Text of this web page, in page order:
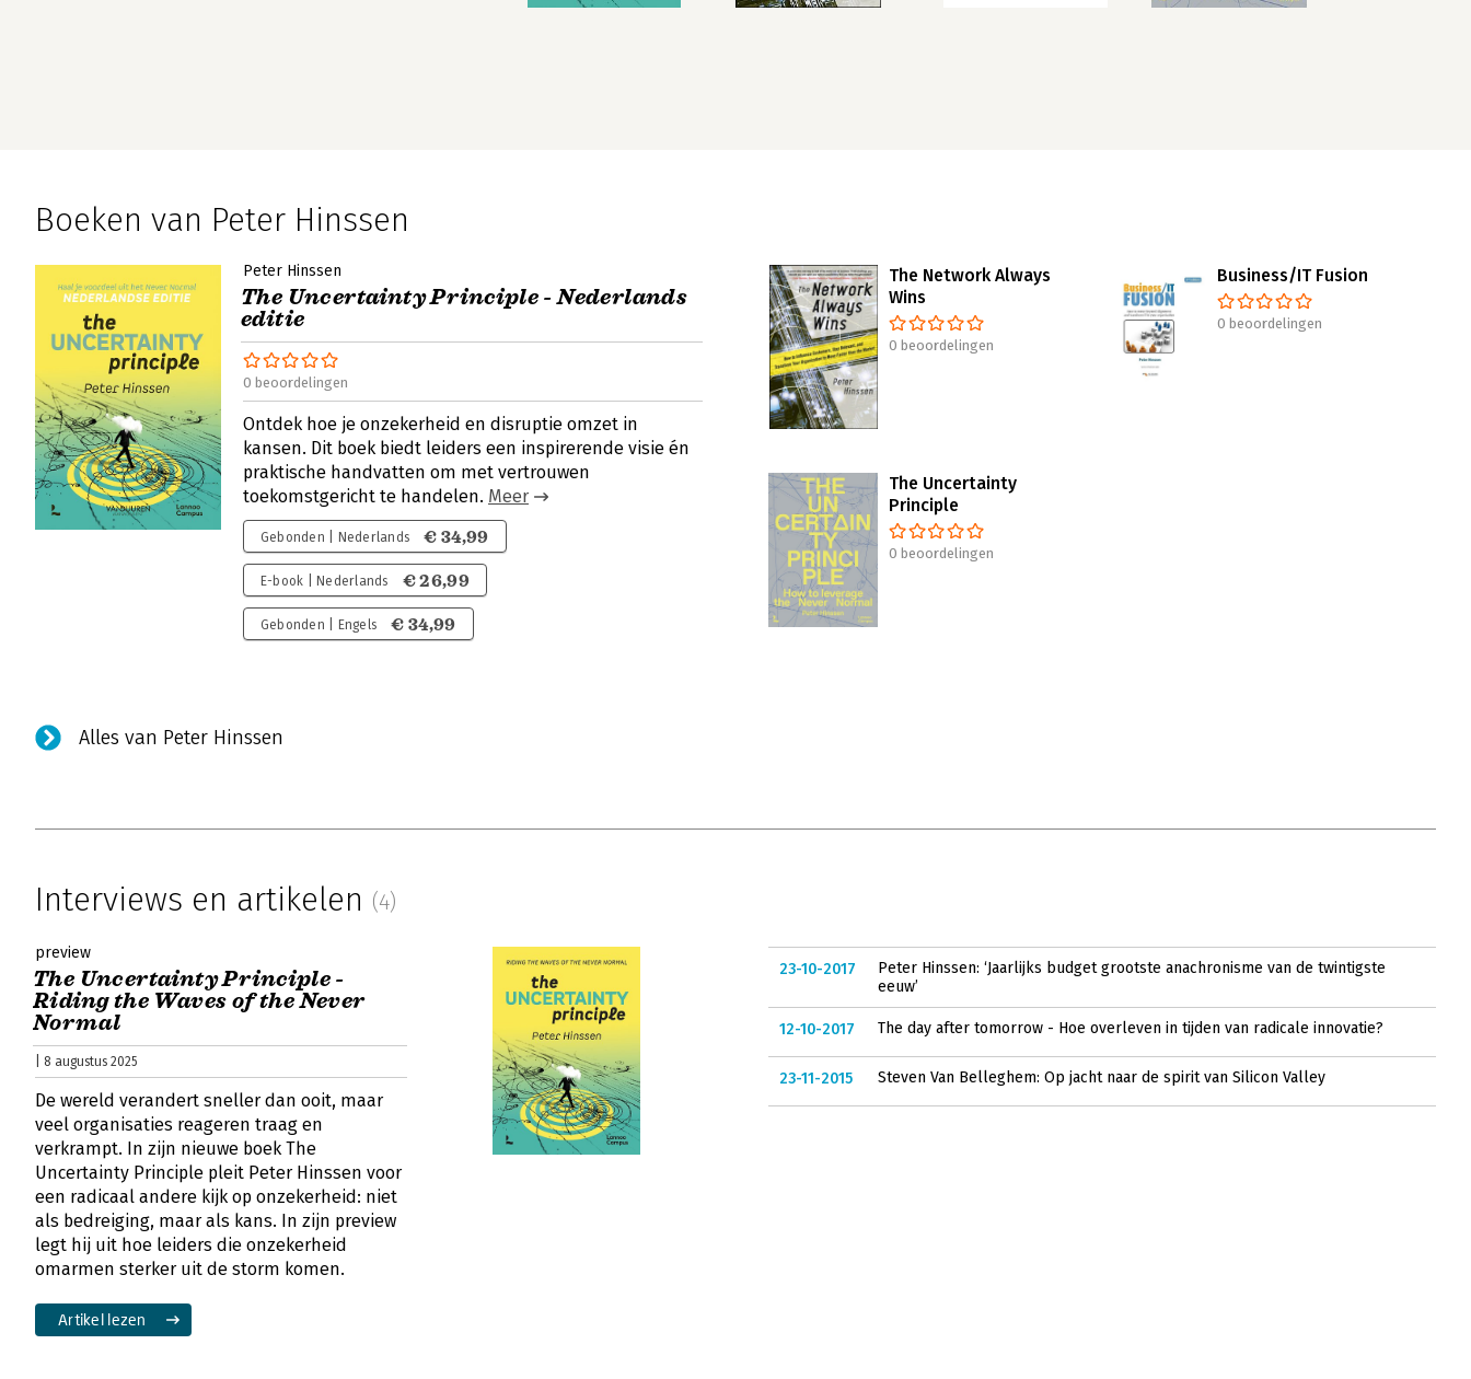
Boeken van Peter Hinssen
Peter Hinssen
The Uncertainty Principle - Nederlands
editie
0 beoordelingen
Ontdek hoe je onzekerheid en disruptie omzet in
kansen. Dit boek biedt leiders een inspirerende visie én
praktische handvatten om met vertrouwen
toekomstgericht te handelen. Meer
Gebonden | Nederlands € 34,99
E-book | Nederlands € 26,99
Gebonden | Engels € 34,99
The Network Always
Wins
0 beoordelingen
Business/IT Fusion
0 beoordelingen
The Uncertainty
Principle
0 beoordelingen
Alles van Peter Hinssen
Interviews en artikelen (4)
preview
The Uncertainty Principle -
Riding the Waves of the Never
Normal
| 8 augustus 2025
De wereld verandert sneller dan ooit, maar
veel organisaties reageren traag en
verkrampt. In zijn nieuwe boek The
Uncertainty Principle pleit Peter Hinssen voor
een radicaal andere kijk op onzekerheid: niet
als bedreiging, maar als kans. In zijn preview
legt hij uit hoe leiders die onzekerheid
omarmen sterker uit de storm komen.
Artikel lezen
23-10-2017
Peter Hinssen: ‘Jaarlijks budget grootste anachronisme van de twintigste
eeuw’
12-10-2017 The day after tomorrow - Hoe overleven in tijden van radicale innovatie?
23-11-2015 Steven Van Belleghem: Op jacht naar de spirit van Silicon Valley